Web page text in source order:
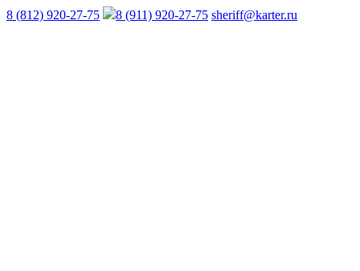
8 (812) 920-27-75 8 (911) 920-27-75 sheriff@karter.ru